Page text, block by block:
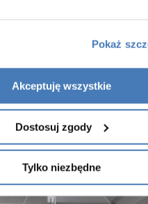
Pokaż
Akceptuję wszystkie
Dostosuj zgody
Tylko niezbędne